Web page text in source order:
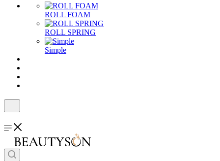
ROLL FOAM
ROLL SPRING
Simple